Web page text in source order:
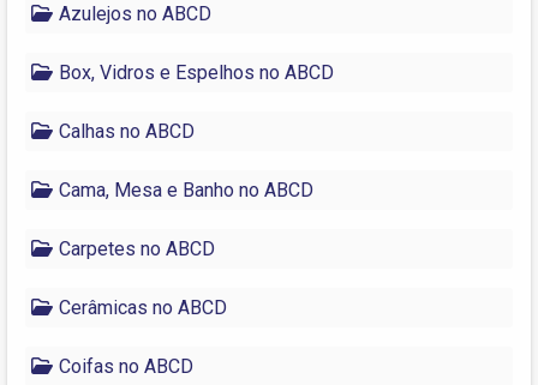
Azulejos no ABCD
Box, Vidros e Espelhos no ABCD
Calhas no ABCD
Cama, Mesa e Banho no ABCD
Carpetes no ABCD
Cerâmicas no ABCD
Coifas no ABCD